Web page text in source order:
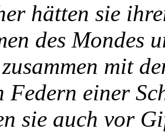
hätten sie
des Mondes
mit
Federn einer
sie auch vor